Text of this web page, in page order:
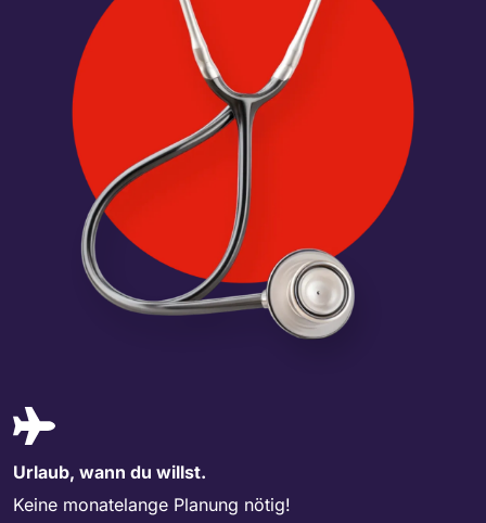
Urlaub, wann du willst.
Keine monatelange Planung nötig!